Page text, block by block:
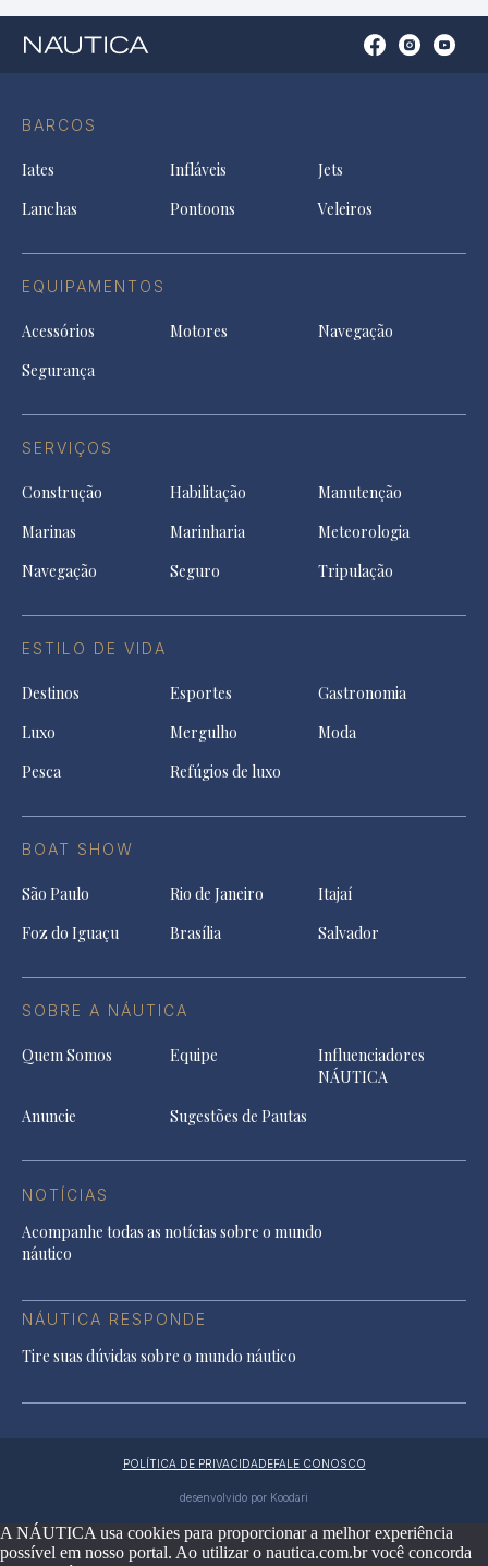
BARCOS
Iates Infláveis
Jets
Lanchas
Pontoons Veleiros
EQUIPAMENTOS
Acessórios Motores
Navegação
Segurança
SERVIÇOS
Construção Habilitação
Manutenção
Marinas
Marinharia
Meteorologia
Navegação
Seguro Tripulação
ESTILO DE VIDA
Destinos Esportes
Gastronomia
Luxo
Mergulho
Moda
Pesca
Refúgios de luxo
BOAT SHOW
São Paulo Rio de Janeiro
Itajaí
Foz do Iguaçu
Brasília Salvador
SOBRE A NÁUTICA
Quem Somos Equipe
Influenciadores
NÁUTICA
Anuncie
Sugestões de Pautas
OpenOpenOpen
NOTÍCIAS
Acompanhe todas as notícias sobre o mundo
náutico
NÁUTICA RESPONDE
Tire suas dúvidas sobre o mundo náutico
POLÍTICA DE PRIVACIDADEFALE CONOSCO
desenvolvido por Koodari
A NÁUTICA usa cookies para proporcionar a melhor experiência
possível em nosso portal. Ao utilizar o nautica.com.br você concorda